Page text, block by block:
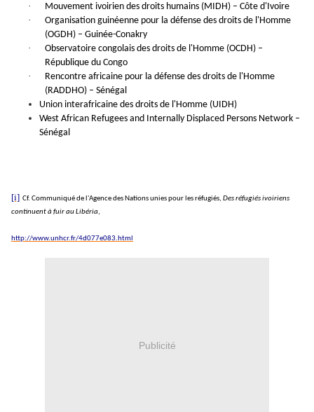
·
Mouvement ivoirien des droits humains (MIDH) – Côte d'Ivoire
·
Organisation guinéenne pour la défense des droits de l'Homme
(OGDH) – Guinée-Conakry
·
Observatoire congolais des droits de l'Homme (OCDH) –
République du Congo
·
Rencontre africaine pour la défense des droits de l'Homme
(RADDHO) – Sénégal
Union interafricaine des droits de l'Homme (UIDH)
West African Refugees and Internally Displaced Persons Network –
Sénégal
[i] Cf. Communiqué de l'Agence des Nations unies pour les réfugiés, Des réfugiés ivoiriens
continuent à fuir au Libéria,
http://www.unhcr.fr/4d077e083.html
Publicité